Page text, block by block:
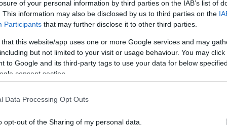
of your personal information by third parties on the IAB’s list of
This information may also be disclosed by us to third parties on the
Participants that may further disclose it to other third parties.
that this website/app uses one or more Google services and may
but not limited to your visit or usage behaviour. You may
to Google and its third-party tags to use your data for below
consent section.
Data Processing Opt Outs
opt-out of the Sharing of my personal data.
της ΤΝ ωςμοχλού ενίσχυσης της
και της αναπτυξιακής
οικονομίας συνολικά
άξονεςμέσω των οποίων η ΤΝ
των εργαζομένων: η ΤΝ λειτουργεί ως
σε υφιστάμενες εργασίες όπως
δεδομένων
14:06